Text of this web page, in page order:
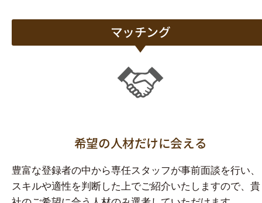
マッチング
希望の人材だけに会える
豊富な登録者の中から専任スタッフが事前面談を行い、
スキルや適性を判断した上でご紹介いたしますので、貴